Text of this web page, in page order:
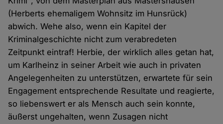
(Herberts ehemaligem Wohnsitz im Hunsrück)
abwich. Wehe also, wenn ein Kapitel der
Kriminalgeschichte nicht zum verabredeten
Zeitpunkt eintraf! Herbie, der wirklich alles getan hat,
um Karlheinz in seiner Arbeit wie auch in privaten
Angelegenheiten zu unterstützen, erwartete für sein
Engagement entsprechende Resultate und reagierte,
so liebenswert er als Mensch auch sein konnte,
äußerst ungehalten, wenn Zusagen nicht